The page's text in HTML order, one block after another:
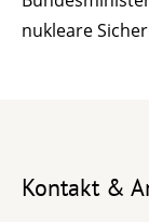
nukleare
Kontakt &